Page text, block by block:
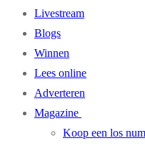
Livestream
Blogs
Winnen
Lees online
Adverteren
Magazine
Koop een los